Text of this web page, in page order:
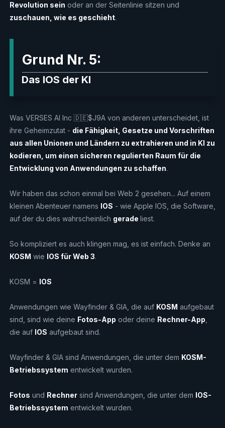
Revolution sein oder an der Seitenlinie sitzen und
zuschauen, wie es geschieht.
Grund Nr. 5:
Das IOS der KI
Was VERSES AI Inc 🇩🇪$J9A von anderen unterscheidet, ist
ihre Geheimzutat - die Fähigkeit, Gesetze und Vorschriften
aus allen Unionen und Ländern zu extrahieren und in KI zu
kodieren, um einen sicheren regulierten Raum für die
Entwicklung von Anwendungen zu schaffen.
Wir haben das schon einmal bei Web 2 gesehen... Auf einem
kleinen Abenteuer namens IOS - wie Apple IOS, die Software,
auf der du dies wahrscheinlich gerade liest.
So kompliziert es auch klingen mag, es ist einfach. Denke an
KOSM wie IOS für Web 3.
KOSM = IOS
Anwendungen wie Wayfinder & GIA, die auf KOSM aufgebaut
sind, sind wie deine Fotos-App oder deine Rechner-App
die auf IOS aufgebaut sind.
Wayfinder & GIA sind Anwendungen, die unter dem KOSM-
Betriebssystem entwickelt wurden.
Fotos und Rechnersind Anwendungen, die unter dem IOS-
Betriebssystem entwickelt wurden.